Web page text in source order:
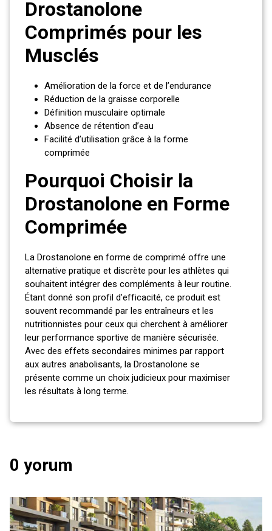
Drostanolone
Comprimés pour les
Musclés
Amélioration de la force et de l’endurance
Réduction de la graisse corporelle
Définition musculaire optimale
Absence de rétention d’eau
Facilité d’utilisation grâce à la forme
comprimée
Pourquoi Choisir la
Drostanolone en Forme
Comprimée
La Drostanolone en forme de comprimé offre une
alternative pratique et discrète pour les athlètes qui
souhaitent intégrer des compléments à leur routine.
Étant donné son profil d’efficacité, ce produit est
souvent recommandé par les entraîneurs et les
nutritionnistes pour ceux qui cherchent à améliorer
leur performance sportive de manière sécurisée.
Avec des effets secondaires minimes par rapport
aux autres anabolisants, la Drostanolone se
présente comme un choix judicieux pour maximiser
les résultats à long terme.
0 yorum